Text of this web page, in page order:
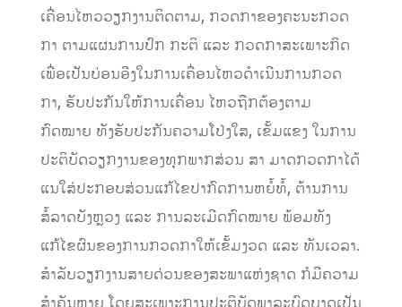
ເຄື່ອນໄຫວວຽກງານຕິດຕາມ, ກວດກາຂອງຄະນະກວດ
ກາ ຕາມແຜນການປົກ ກະຕິ ແລະ ກວດກາສະເພາະກິດ
ເພື່ອເປັນບ່ອນອີງໃນການເຄື່ອນໄຫວດໍາເນີນການກວດ
ກາ, ຮັບປະກັນໃຫ້ການເຄື່ອນ ໄຫວຖືກຕ້ອງຕາມ
ກົດໝາຍ ທັງຮັບປະກັນຄວາມໂປ່ງໃສ, ເຂັ້ມແຂງ ໃນການ
ປະຕິບັດວຽກງານຂອງທຸກພາກສ່ວນ ສາ ມາດກວດກາໄດ້
ແນໃສ່ປະກອບສ່ວນແກ້ໄຂປາກົດການຫຍໍ້ທໍ້, ຕ້ານການ
ສໍ້ລາດບັງຫຼວງ ແລະ ການລະເມີດກົດໝາຍ ພ້ອມທັງ
ແກ້ໄຂຜົນຂອງການກວດກາໃຫ້ເຂັ້ມງວດ ແລະ ທັນເວລາ.
ສຳລັບວຽກງານສາຍດ່ວນຂອງສະພາແຫ່ງຊາດ ກໍມີຄວາມ